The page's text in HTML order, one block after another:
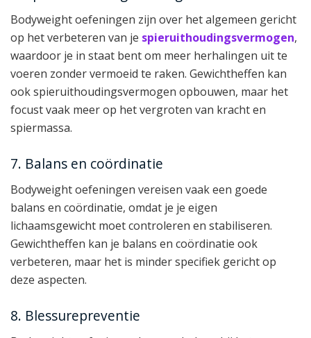
Bodyweight oefeningen zijn over het algemeen gericht
op het verbeteren van je spieruithoudingsvermogen,
waardoor je in staat bent om meer herhalingen uit te
voeren zonder vermoeid te raken. Gewichtheffen kan
ook spieruithoudingsvermogen opbouwen, maar het
focust vaak meer op het vergroten van kracht en
spiermassa.
7. Balans en coördinatie
Bodyweight oefeningen vereisen vaak een goede
balans en coördinatie, omdat je je eigen
lichaamsgewicht moet controleren en stabiliseren.
Gewichtheffen kan je balans en coördinatie ook
verbeteren, maar het is minder specifiek gericht op
deze aspecten.
8. Blessurepreventie